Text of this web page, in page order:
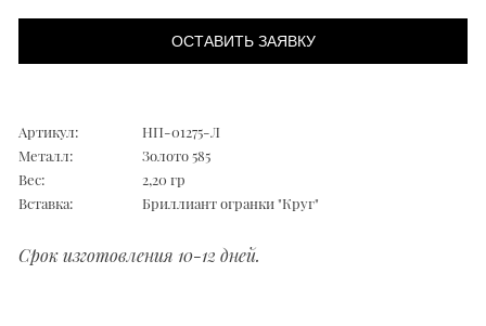
ОСТАВИТЬ ЗАЯВКУ
Артикул:
НП-01275-Л
Металл:
Золото 585
Вес:
2,20 гр
Вставка:
Бриллиант огранки "Круг"
Срок изготовления 10-12 дней.